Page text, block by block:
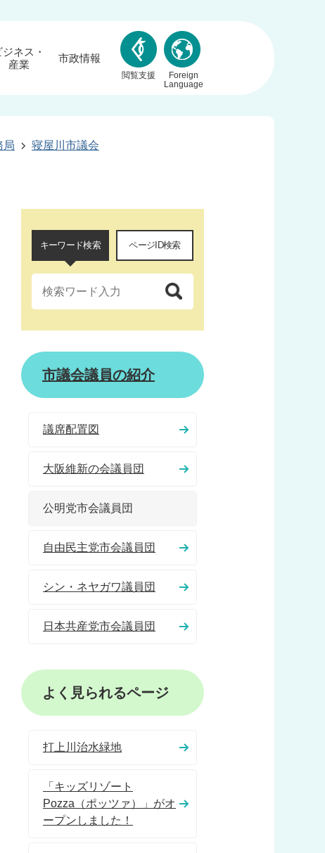
ジネス・
産業
市政情報
閲覧支援
Foreign
Language
局
寝屋川市議会
キーワード検索 ページID検索
市議会議員の紹介
議席配置図
大阪維新の会議員団
公明党市会議員団
自由民主党市会議員団
シン・ネヤガワ議員団
日本共産党市会議員団
よく見られるページ
打上川治水緑地
「キッズリゾート
Pozza（ポッツァ）」がオ
ープンしました！